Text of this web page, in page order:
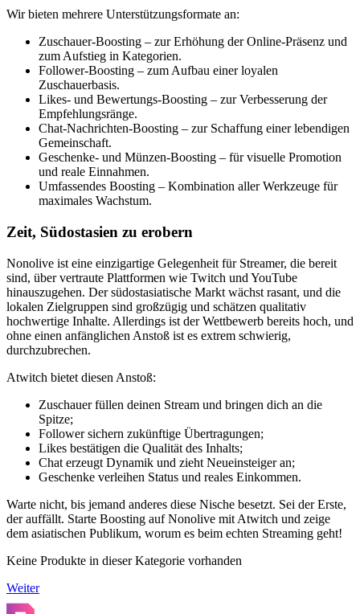
Wir bieten mehrere Unterstützungsformate an:
Zuschauer-Boosting – zur Erhöhung der Online-Präsenz und
zum Aufstieg in Kategorien.
Follower-Boosting – zum Aufbau einer loyalen
Zuschauerbasis.
Likes- und Bewertungs-Boosting – zur Verbesserung der
Empfehlungsränge.
Chat-Nachrichten-Boosting – zur Schaffung einer lebendigen
Gemeinschaft.
Geschenke- und Münzen-Boosting – für visuelle Promotion
und reale Einnahmen.
Umfassendes Boosting – Kombination aller Werkzeuge für
maximales Wachstum.
Zeit, Südostasien zu erobern
Nonolive ist eine einzigartige Gelegenheit für Streamer, die bereit
sind, über vertraute Plattformen wie Twitch und YouTube
hinauszugehen. Der südostasiatische Markt wächst rasant, und die
lokalen Zielgruppen sind großzügig und schätzen qualitativ
hochwertige Inhalte. Allerdings ist der Wettbewerb bereits hoch, und
ohne einen anfänglichen Anstoß ist es extrem schwierig,
durchzubrechen.
Atwitch bietet diesen Anstoß:
Zuschauer füllen deinen Stream und bringen dich an die
Spitze;
Follower sichern zukünftige Übertragungen;
Likes bestätigen die Qualität des Inhalts;
Chat erzeugt Dynamik und zieht Neueinsteiger an;
Geschenke verleihen Status und reales Einkommen.
Warte nicht, bis jemand anderes diese Nische besetzt. Sei der Erste,
der auffällt. Starte Boosting auf Nonolive mit Atwitch und zeige
dem asiatischen Publikum, worum es beim echten Streaming geht!
Keine Produkte in dieser Kategorie vorhanden
Weiter